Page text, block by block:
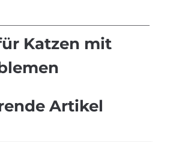
Katzen mit
Artikel